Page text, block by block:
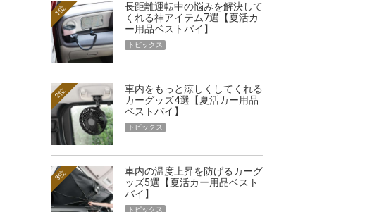
長距離運転中の悩みを解決して
くれる神アイテム7選【夏活カ
ー用品ベストバイ】
1位
トピックス
車内をもっと涼しくしてくれる
カーグッズ4選【夏活カー用品
ベストバイ】
2位
トピックス
車内の温度上昇を防げるカーグ
ッズ5選【夏活カー用品ベスト
バイ】
3位
トピックス